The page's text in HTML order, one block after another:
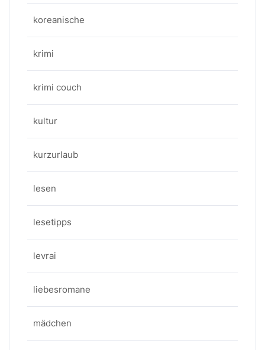
koreanische
krimi
krimi couch
kultur
kurzurlaub
lesen
lesetipps
levrai
liebesromane
mädchen